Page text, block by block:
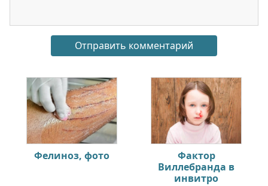
Фелиноз, фото
Фактор
Виллебранда в
инвитро